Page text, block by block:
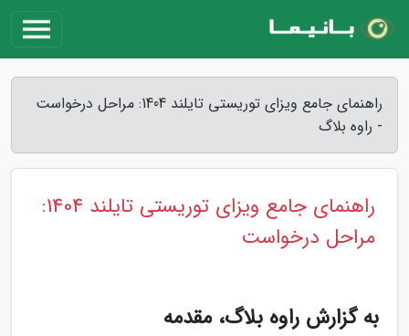
راهنمای جامع ویزای توریستی تایلند 1404: مراحل درخواست
- راوه بلاگ
راهنمای جامع ویزای توریستی تایلند 1404:
مراحل درخواست
به گزارش راوه بلاگ، مقدمه